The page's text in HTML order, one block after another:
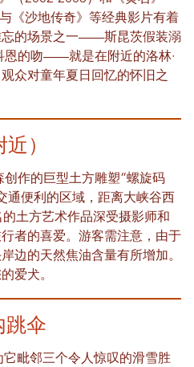
《沙地传奇》等经典影片有着
忘的场景之一——斯昆茨假装溺
恩的吻——就是在附近的洛林·
众对童年夏日回忆的怀旧之
）
创作的巨型土方雕塑“螺旋码
通便利的区域，距离大峡谷西
土方艺术作品深受摄影师和
者的喜爱。游客需注意，由于
边的天然焦油含量有所增加。
爱犬。
伞
毗邻三个令人惊叹的滑雪胜